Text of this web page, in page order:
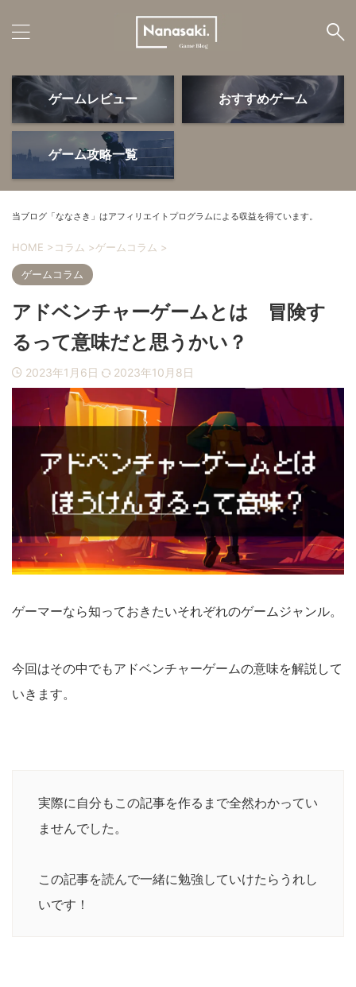
ゲームレビュー
ゲームデバイス PS5・周辺機器
ゲーム攻略
ゲームレビュー おすすめゲーム
ゲーム攻略一覧
当ブログ「ななさき」はアフィリエイトプログラムによる収益を得ています。
HOME > コラム >ゲームコラム >
ゲームコラム
アドベンチャーゲームとは 冒険す
るって意味だと思うかい？
2023年1月6日 2023年10月8日
ゲーマーなら知っておきたいそれぞれのゲームジャンル。
今回はその中でもアドベンチャーゲームの意味を解説して
いきます。
実際に自分もこの記事を作るまで全然わかってい
ませんでした。
この記事を読んで一緒に勉強していけたらうれし
いです！